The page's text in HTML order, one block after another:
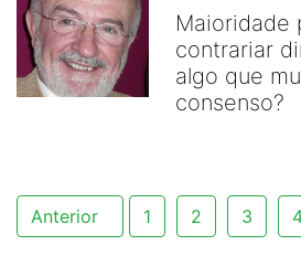
Maioridade
contrariar
algo que
consenso?
Anterior 1 2 3